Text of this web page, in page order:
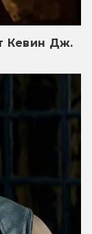
Кевин Дж.